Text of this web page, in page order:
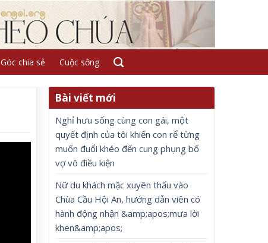
Góc chia sẻ Cuộc sống
Bài viết mới
Nghỉ hưu sống cùng con gái, một
quyết định của tôi khiến con rể từng
muốn đuổi khéo đến cung phụng bố
vợ vô điều kiện
Nữ du khách mặc xuyên thấu vào
Chùa Cầu Hội An, hướng dẫn viên có
hành động nhận &amp;apos;mưa lời
khen&amp;apos;